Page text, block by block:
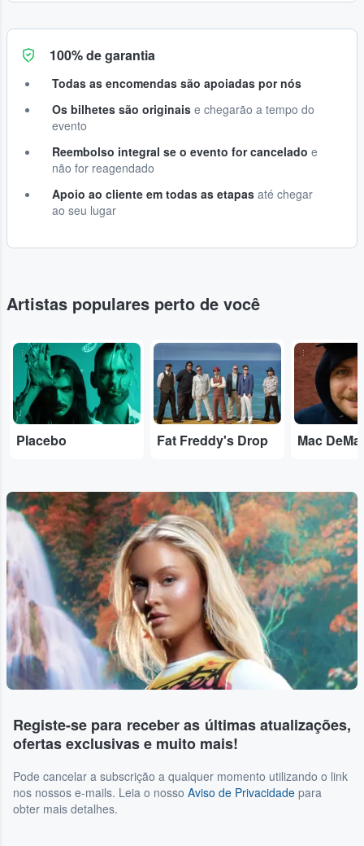
100% de garantia
Todas as encomendas são apoiadas por nós
Os bilhetes são originais e chegarão a tempo do
evento
Reembolso integral se o evento for cancelado e
não for reagendado
Apoio ao cliente em todas as etapas até chegar
ao seu lugar
Artistas populares perto de você
...
Placebo
...
Fat Freddy's Drop
...
Mac
Registe-se para receber as últimas atualizações,
ofertas exclusivas e muito mais!
Pode cancelar a subscrição a qualquer momento utilizando o link
nos nossos e-mails. Leia o nosso Aviso de Privacidade para
obter mais detalhes.